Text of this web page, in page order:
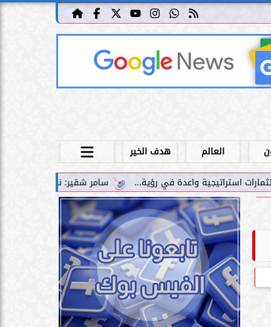
العالم
هدف الخير
سامر شقير: نمو صناديق الاستثمار الخاصة دليل حي